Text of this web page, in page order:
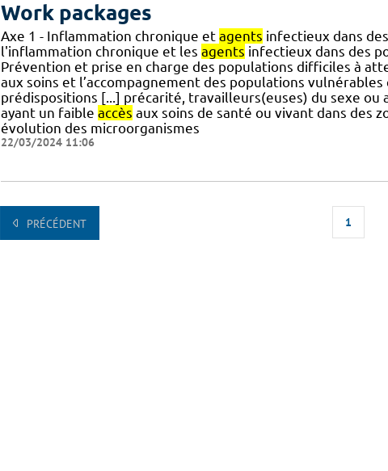
Work packages
Axe 1 - Inflammation chronique et agents infectieux dans
l'inflammation chronique et les agents infectieux dans des
Prévention et prise en charge des populations difficiles à
aux soins et l’accompagnement des populations
prédispositions [...] précarité, travailleurs(euses) du sexe
ayant un faible accès aux soins de santé ou vivant dans des
évolution des microorganismes
22/03/2024 11:06
PRÉCÉDENT 1